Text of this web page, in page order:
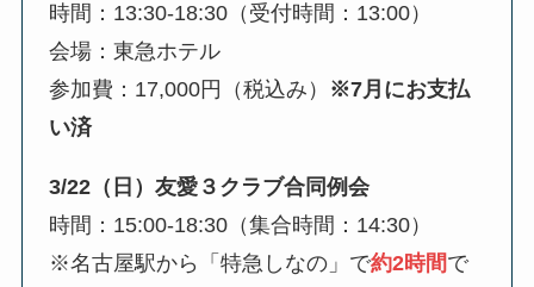
時間：13:30-18:30（受付時間：13:00）
会場：東急ホテル
参加費：17,000円（税込み） ※7月にお支払
い済
3/22（日）友愛３クラブ合同例会
時間：15:00-18:30（集合時間：14:30）
※名古屋駅から「特急しなの」で約2時間で